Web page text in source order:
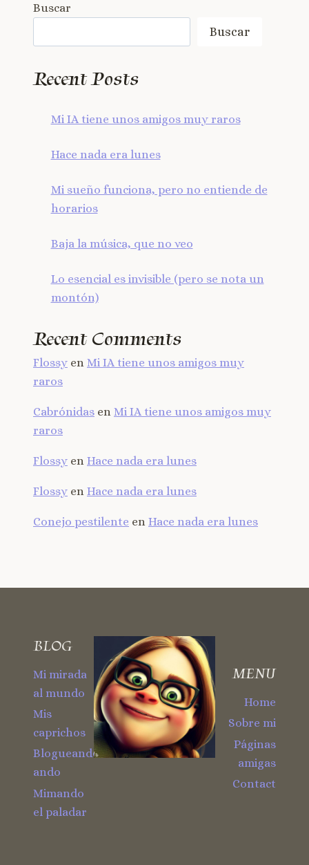
Buscar
Buscar
Recent Posts
Mi IA tiene unos amigos muy raros
Hace nada era lunes
Mi sueño funciona, pero no entiende de
horarios
Baja la música, que no veo
Lo esencial es invisible (pero se nota un
montón)
Recent Comments
Flossy en Mi IA tiene unos amigos muy
raros
Cabrónidas en Mi IA tiene unos amigos muy
raros
Flossy en Hace nada era lunes
Flossy en Hace nada era lunes
Conejo pestilente en Hace nada era lunes
BLOG
Mi mirada
al mundo
Mis
caprichos
Blogueando
ando
Mimando
el paladar
MENU
Home
Sobre mi
Páginas
amigas
Contact